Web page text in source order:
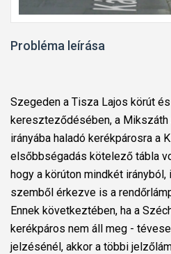
Probléma leírása
Szegeden a Tisza Lajos körút
kereszteződésében, a Mikszáth
irányába haladó kerékpárosra a
elsőbbségadás kötelező tábla
hogy a körúton mindkét
szemből érkezve is a
Ennek következtében, ha a
kerékpáros nem áll meg -
jelzésénél, akkor a többi